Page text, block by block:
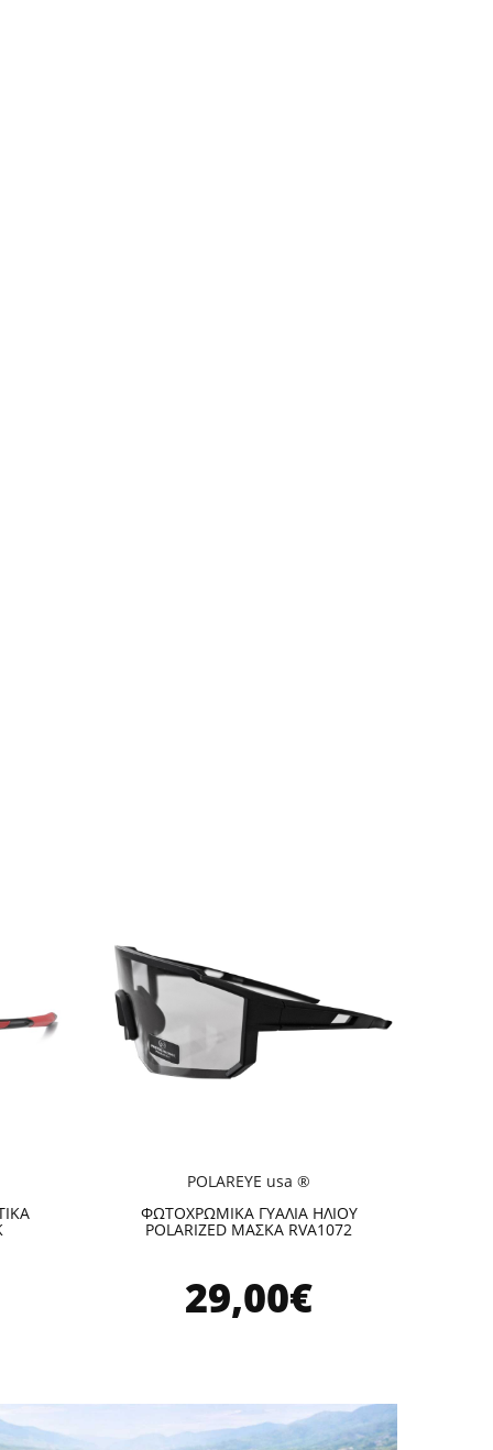
POLAREYE usa ®
ΦΩΤΟΧΡΩΜΙΚΑ ΓΥΑΛΙΑ ΗΛΙΟΥ
POLARIZED ΜΑΣΚΑ RVA1072
29,00€